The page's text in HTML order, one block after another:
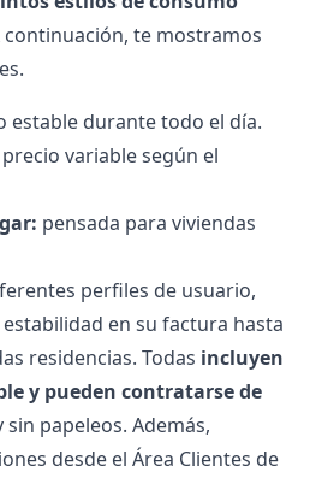
continuación, te mostramos
estable durante todo el día.
precio variable según el
pensada para viviendas
perfiles de usuario,
en su factura hasta
residencias. Todas incluyen
y pueden contratarse de
sin papeleos. Además,
desde el Área Clientes de